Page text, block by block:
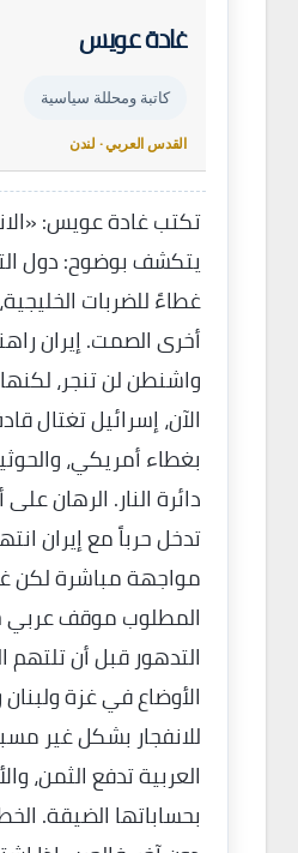
غادة عويس
كاتبة ومحللة سياسية
القدس العربي · لندن
تكتب غادة عويس:
يتكشف بوضوح: دول
غطاءً للضربات
أخرى الصمت. إيران
واشنطن لن تنجر،
الآن، إسرائيل تغتال
بغطاء أمريكي،
دائرة النار. الرهان
تدخل حرباً مع إيران
مواجهة مباشرة لكن
المطلوب موقف عربي
التدهور قبل أن تلتهم
الأوضاع في غزة
للانفجار بشكل غير
العربية تدفع الثمن،
بحساباتها الضيقة.